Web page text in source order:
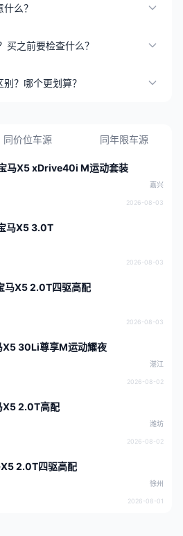
么？
买之前要检查什么？
？哪个更划算？
同价位车源 同年限车源
马X5 xDrive40i M运动套装
嘉兴
2026-08-03
马X5 3.0T
2026-08-03
马X5 2.0T四驱高配
2026-08-03
X5 30Li尊享M运动耀夜
湛江
2026-08-02
X5 2.0T高配
潍坊
2026-08-02
2.0T四驱高配
徐州
2026-08-01